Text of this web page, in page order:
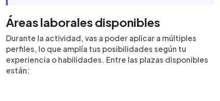
Áreas laborales disponibles
Durante la actividad, vas a poder aplicar a múltiples
perfiles, lo que amplía tus posibilidades según tu
experiencia o habilidades. Entre las plazas disponibles
están: